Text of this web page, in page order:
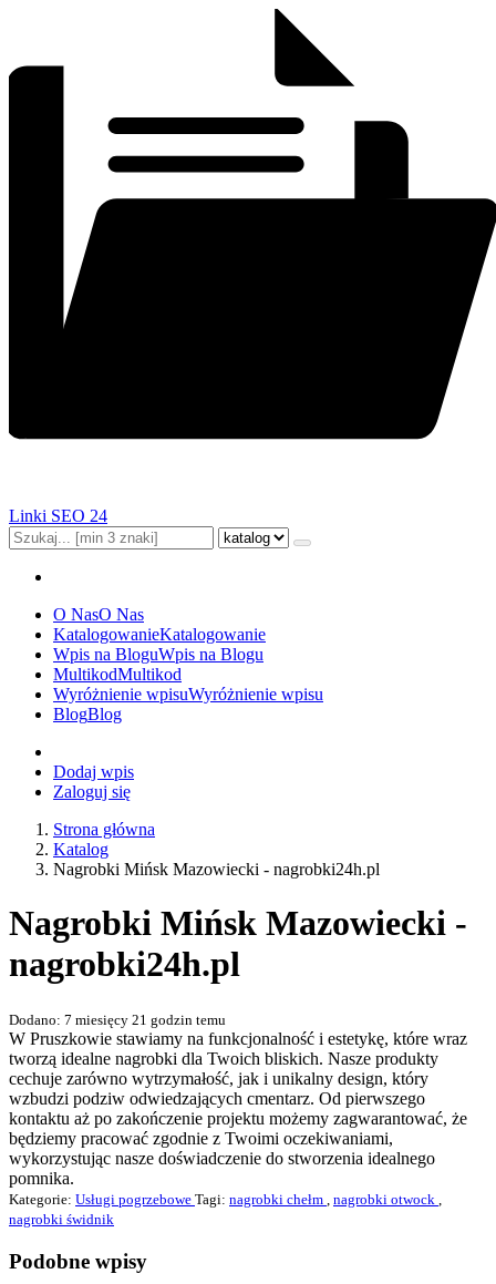
Linki SEO 24
O NasO Nas
KatalogowanieKatalogowanie
Wpis na BloguWpis na Blogu
MultikodMultikod
Wyróżnienie wpisuWyróżnienie wpisu
BlogBlog
Dodaj wpis
Zaloguj się
Strona główna
Katalog
Nagrobki Mińsk Mazowiecki - nagrobki24h.pl
Nagrobki Mińsk Mazowiecki -
nagrobki24h.pl
Dodano: 7 miesięcy 21 godzin temu
W Pruszkowie stawiamy na funkcjonalność i estetykę, które wraz
tworzą idealne nagrobki dla Twoich bliskich. Nasze produkty
cechuje zarówno wytrzymałość, jak i unikalny design, który
wzbudzi podziw odwiedzających cmentarz. Od pierwszego
kontaktu aż po zakończenie projektu możemy zagwarantować, że
będziemy pracować zgodnie z Twoimi oczekiwaniami,
wykorzystując nasze doświadczenie do stworzenia idealnego
pomnika.
Kategorie: Usługi pogrzebowe Tagi: nagrobki chełm nagrobki otwock
nagrobki świdnik
Podobne wpisy